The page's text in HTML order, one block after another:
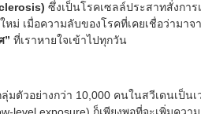
ซึ่งเป็นโรคเซลล์ประสาทสั่งกา
ม่ เมื่อความลับของโรคที่เคยเชื่อว่ามาจ
” ที่เราหายใจเข้าไปทุกวัน
มตัวอย่างกว่า 10,000 คนในสวีเดนเป็น